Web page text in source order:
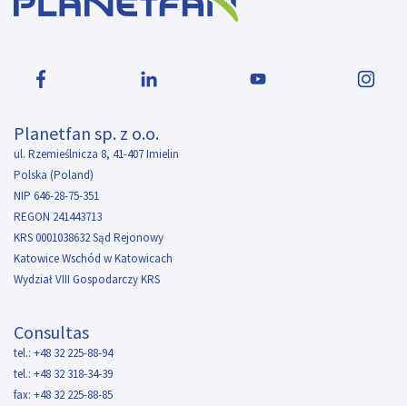
Planetfan sp. z o.o.
ul. Rzemieślnicza 8, 41-407 Imielin
Polska (Poland)
NIP 646-28-75-351
REGON 241443713
KRS 0001038632 Sąd Rejonowy
Katowice Wschód w Katowicach
Wydział VIII Gospodarczy KRS
Consultas
tel.: +48 32 225-88-94
tel.: +48 32 318-34-39
fax: +48 32 225-88-85